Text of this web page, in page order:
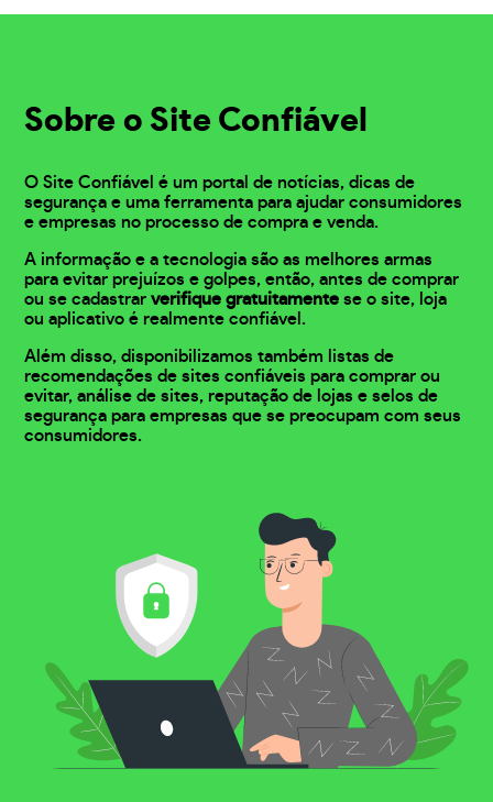
Sobre o Site Confiável
O Site Confiável é um portal de notícias, dicas de
segurança e uma ferramenta para ajudar consumidores
e empresas no processo de compra e venda.
A informação e a tecnologia são as melhores armas
para evitar prejuízos e golpes, então, antes de comprar
ou se cadastrarverifique gratuitamente se o site, loja
ou aplicativo é realmente confiável.
Além disso, disponibilizamos também listas de
recomendações de sites confiáveis para comprar ou
evitar, análise de sites, reputação de lojas e selos de
segurança para empresas que se preocupam com seus
consumidores.